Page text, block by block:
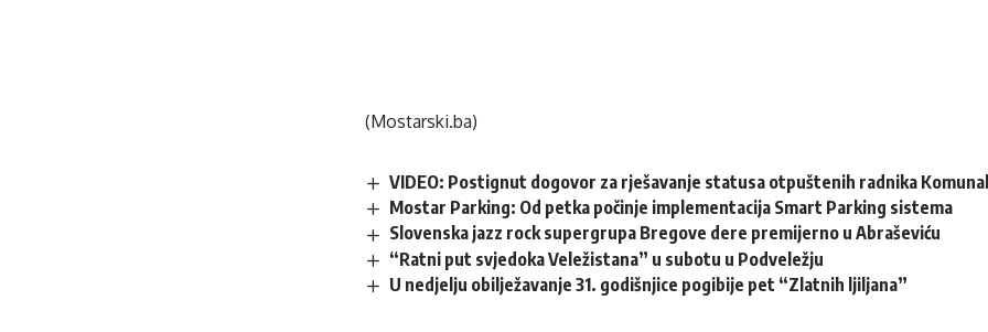
(Mostarski.ba)
VIDEO: Postignut dogovor za rješavanje statusa otpuštenih radnika
Mostar Parking: Od petka počinje implementacija Smart Parking sistema
Slovenska jazz rock supergrupa Bregove dere premijerno u Abraševiću
“Ratni put svjedoka Veležistana” u subotu u Podveležju
U nedjelju obilježavanje 31. godišnjice pogibije pet “Zlatnih ljiljana”